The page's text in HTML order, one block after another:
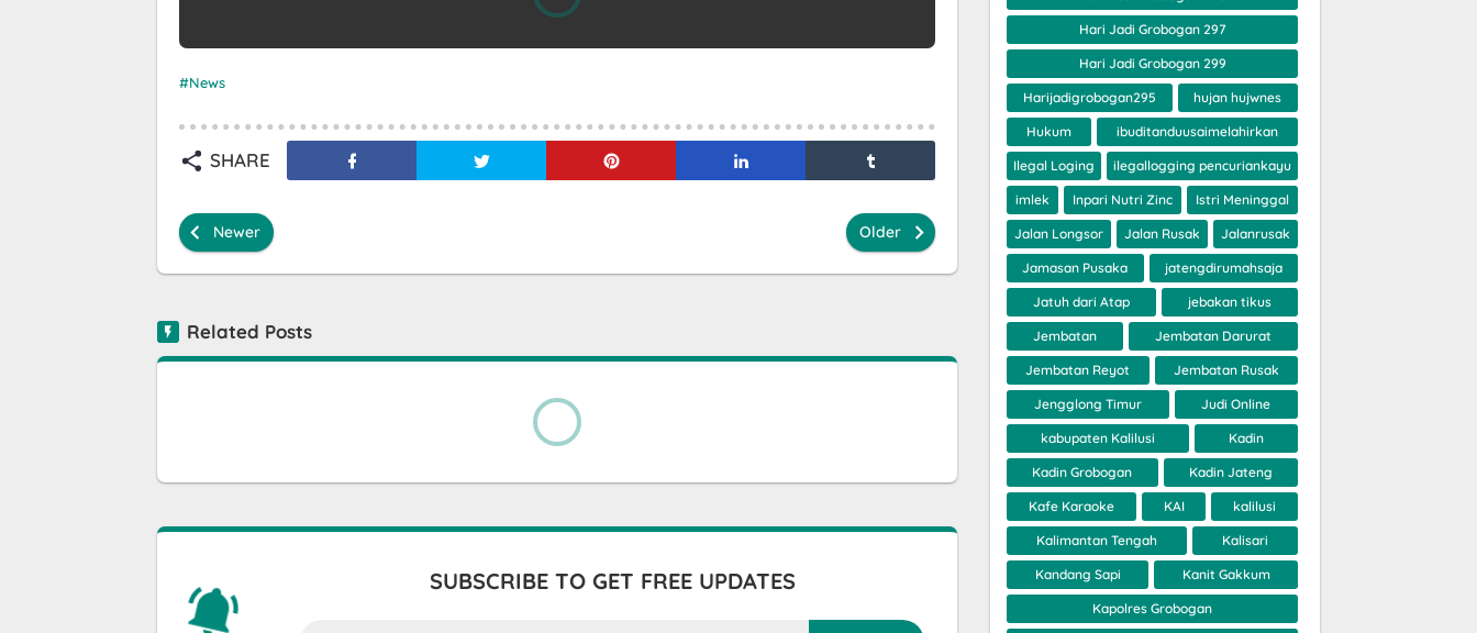
News
SHARE
Newer Older
Related Posts
SUBSCRIBE TO GET FREE UPDATES
Hari Jadi Grobogan 297
Hari Jadi Grobogan 299
Harijadigrobogan295 hujan hujwnes
Hukum ibuditanduusaimelahirkan
Ilegal Loging ilegallogging pencuriankayu
imlek Inpari Nutri Zinc Istri Meninggal
Jalan Longsor Jalan Rusak Jalanrusak
Jamasan Pusaka jatengdirumahsaja
Jatuh dari Atap jebakan tikus
Jembatan Jembatan Darurat
Jembatan Reyot Jembatan Rusak
Jengglong Timur Judi Online
kabupaten Kalilusi Kadin
Kadin Grobogan Kadin Jateng
Kafe Karaoke KAI kalilusi
Kalimantan Tengah Kalisari
Kandang Sapi Kanit Gakkum
Kapolres Grobogan